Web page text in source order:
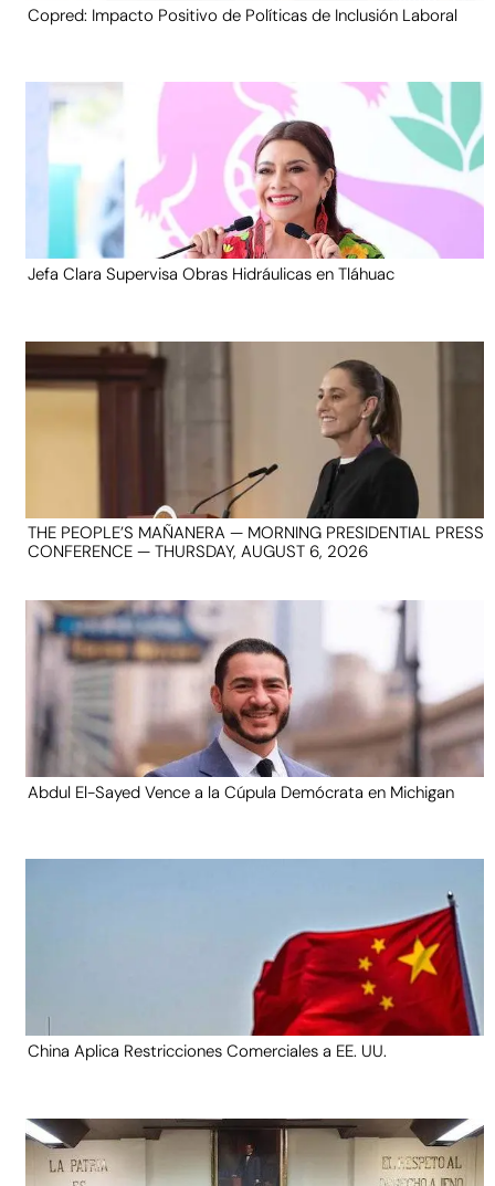
Copred: Impacto Positivo de Políticas de Inclusión Laboral
Jefa Clara Supervisa Obras Hidráulicas en Tláhuac
THE PEOPLE’S MAÑANERA — MORNING PRESIDENTIAL PRESS
CONFERENCE — THURSDAY, AUGUST 6, 2026
Abdul El-Sayed Vence a la Cúpula Demócrata en Michigan
China Aplica Restricciones Comerciales a EE. UU.